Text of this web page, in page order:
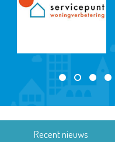
Recent nieuws